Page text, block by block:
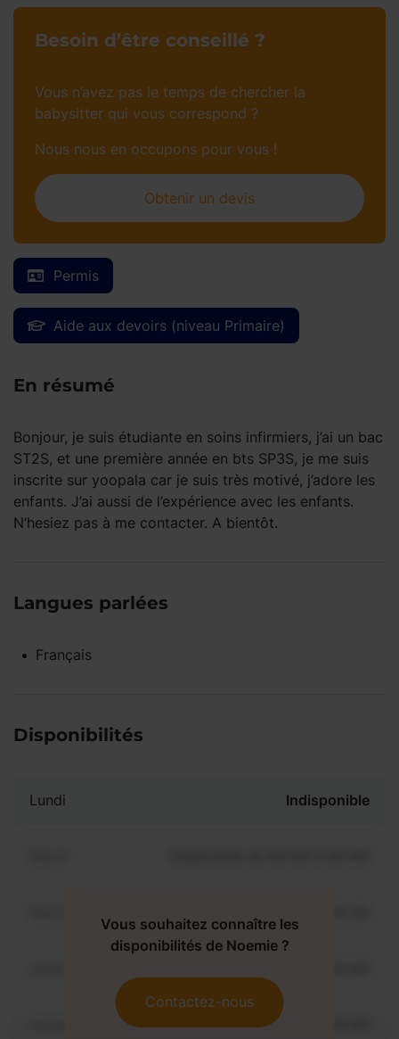
Permis
Aide aux devoirs (niveau Primaire)
En résumé
Bonjour, je suis étudiante en soins infirmiers, j’ai un bac
ST2S, et une première année en bts SP3S, je me suis
inscrite sur yoopala car je suis très motivé, j’adore les
enfants. J’ai aussi de l’expérience avec les enfants.
N’hesiez pas à me contacter. A bientôt.
Langues parlées
Français
Disponibilités
Lundi Indisponible
Disponible de 00:00 à 00:00
Vous souhaitez connaître les
disponibilités de Noemie ?
Contactez-nous
Besoin d’être conseillé ?
Vous n’avez pas le temps de chercher la
babysitter qui vous correspond ?
Nous nous en occupons pour vous !
Obtenir un devis